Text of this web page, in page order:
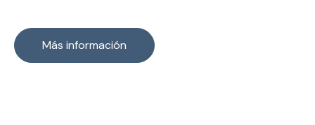
Más información